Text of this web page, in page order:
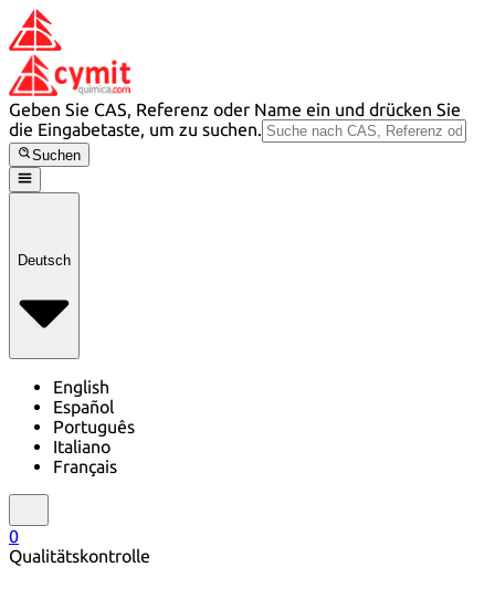
Geben Sie CAS, Referenz oder Name ein und drücken Sie
die Eingabetaste, um zu suchen.
Suchen
Deutsch
English
Español
Português
Italiano
Français
0
Qualitätskontrolle